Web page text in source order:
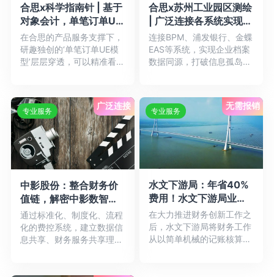
合思x科学指南针 | 基于
对象会计，单笔订单UE
模型帮助企业看清业务
“赚与赔”
在合思的产品服务支撑下，
研趣独创的‘单笔订单UE模
型’层层穿透，可以精准看到
合思x苏州工业园区测绘
| 广泛连接各系统实现主
数据统一，收支一体、
流程闭环
连接BPM、浦发银行、金蝶
EAS等系统，实现企业档案
数据同源，打破信息孤岛。
广泛连接
专业服务
中影股份：整合财务价
值链，解密中影数智化
财务管理平台
通过标准化、制度化、流程
化的费控系统，建立数据信
息共享、财务服务共享理
无需报销
专业服务
水文下游局：年省40%
费用！水文下游局业财
档数字化转型初具成效
在大力推进财务创新工作之
后，水文下游局将财务工作
从以简单机械的记账核算为